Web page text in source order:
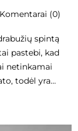
Komentarai (0)
spintą
pastebi, kad
netinkamai
todėl yra
būdas – tai
ir buities